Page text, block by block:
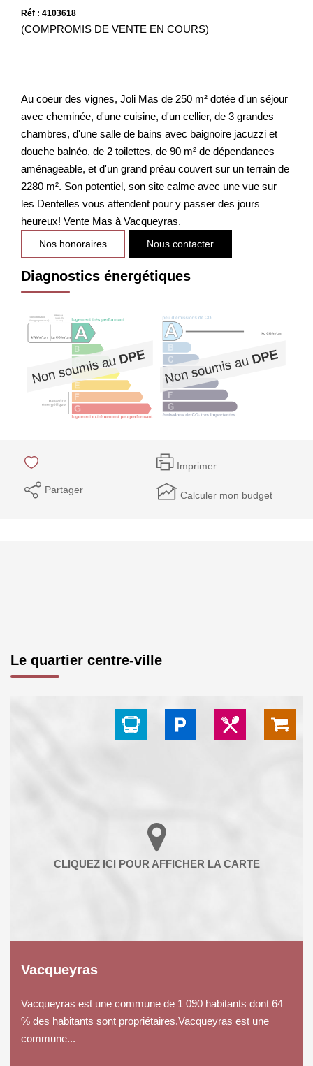
Réf : 4103618
(COMPROMIS DE VENTE EN COURS)
Au coeur des vignes, Joli Mas de 250 m² dotée d'un séjour
avec cheminée, d'une cuisine, d'un cellier, de 3 grandes
chambres, d'une salle de bains avec baignoire jacuzzi et
douche balnéo, de 2 toilettes, de 90 m² de dépendances
aménageable, et d'un grand préau couvert sur un terrain de
2280 m². Son potentiel, son site calme avec une vue sur
les Dentelles vous attendent pour y passer des jours
heureux! Vente Mas à Vacqueyras.
Nos honoraires Nous contacter
Diagnostics énergétiques
Imprimer
Partager Calculer mon budget
Le quartier centre-ville
Vacqueyras
Vacqueyras est une commune de 1 090 habitants dont 64
% des habitants sont propriétaires.Vacqueyras est une
commune...